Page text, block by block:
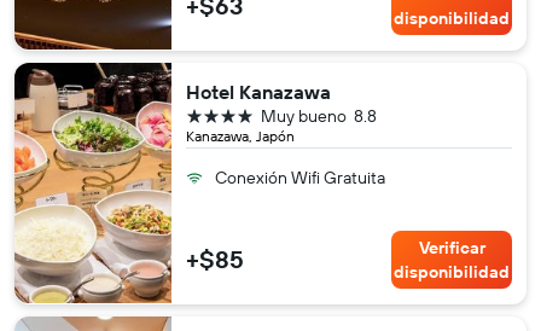
disponibilidad
Hotel Kanazawa
Kanazawa, Japón
8.8
Muy bueno
4 estrellas
Conexión Wifi Gratuita
+$85
Verificar
disponibilidad